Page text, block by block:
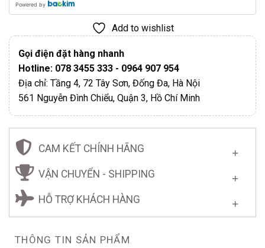
Powered by
Add to wishlist
Gọi điện đặt hàng nhanh
Hotline: 078 3455 333 - 0964 907 954
Địa chỉ: Tầng 4, 72 Tây Sơn, Đống Đa, Hà Nội
561 Nguyễn Đình Chiểu, Quận 3, Hồ Chí Minh
CAM KẾT CHÍNH HÃNG
VẬN CHUYỂN - SHIPPING
HỖ TRỢ KHÁCH HÀNG
THÔNG TIN SẢN PHẨM